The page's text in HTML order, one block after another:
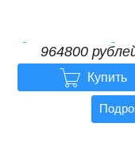
Электромотоцикл
Chopper
964800 рублей
964800
 Купить